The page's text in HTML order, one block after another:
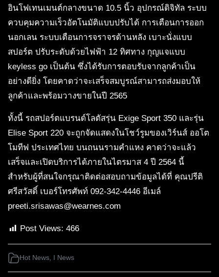
อินโฟเทนเมนต์กลางขนาด 10.5 นิ้ว อุปกรณ์ดิจิทัล ระบบ
ควบคุมความเร็วอัตโนมัติแบบปรับได้ การเตือนการออก
นอกเลน ระบบเตือนการจราจรด้านหลัง เบาะนั่งแบบ
สปอร์ต ปรับระดับด้วยไฟฟ้า 12 ทิศทาง กุญแจแบบ
keyless go เป็นต้น ซึ่งได้รับการตอบรับจากลูกค้าเป็น
อย่างดียิ่ง โดยคาดว่าจะเสร็จสมบูรณ์สามารถส่งมอบให้
ลูกค้าและพร้อมวางขายในปี 2565
ทั้งนี้ รถสปอร์ตแบรนด์โลตัสรุ่น Exige Sport 350 และรุ่น
Elise Sport 220 จะถูกจัดแสดงในโชว์รูมของเวิร์นส์ ออโต
โมทีฟ ประเทศไทย บนถนนรามคำแหง คาดว่าจะแล้ว
เสร็จและเปิดบริการได้ภายในไตรมาส 4 ปี 2564 นี้
สำหรับผู้ที่สนใจกรุณาติดต่อสอบถามข้อมูลได้ที่ คุณปรีติ
ศรีสวัสดิ์ เบอร์โทรศัพท์ 092-342-4446 อีเมล์
preeti.srisawas@wearnes.com
Post Views: 466
Hot News I News